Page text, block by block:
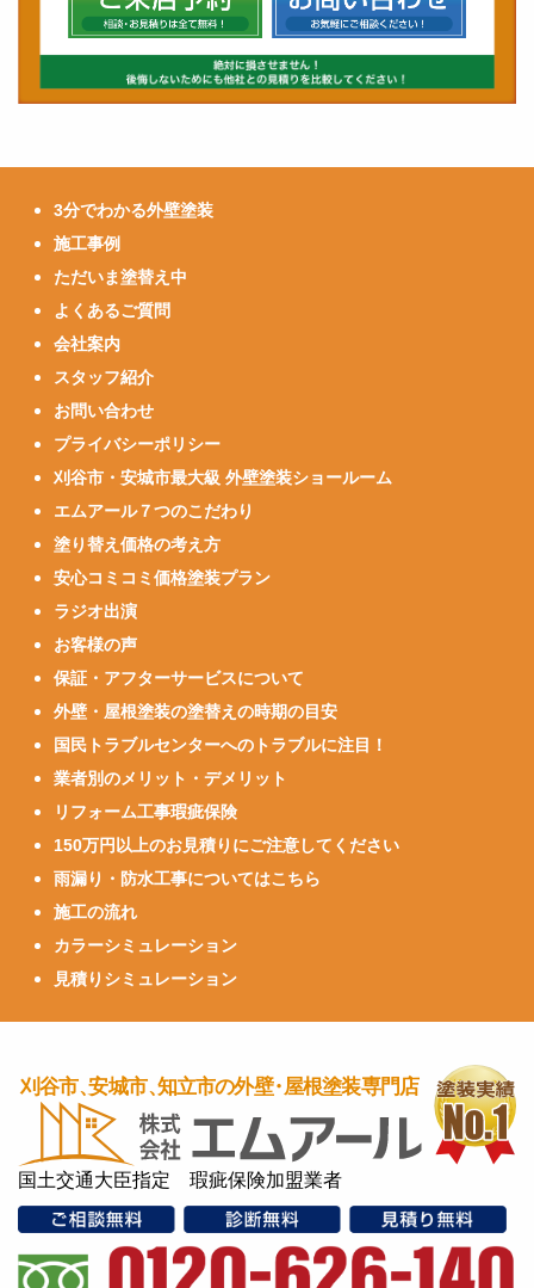
3分でわかる外壁塗装
施工事例
ただいま塗替え中
よくあるご質問
会社案内
スタッフ紹介
お問い合わせ
プライバシーポリシー
刈谷市・安城市最大級 外壁塗装ショールーム
エムアール７つのこだわり
塗り替え価格の考え方
安心コミコミ価格塗装プラン
ラジオ出演
お客様の声
保証・アフターサービスについて
外壁・屋根塗装の塗替えの時期の目安
国民トラブルセンターへのトラブルに注目！
業者別のメリット・デメリット
リフォーム工事瑕疵保険
150万円以上のお見積りにご注意してください
雨漏り・防水工事についてはこちら
施工の流れ
カラーシミュレーション
見積りシミュレーション
国土交通大臣指定 瑕疵保険加盟業者